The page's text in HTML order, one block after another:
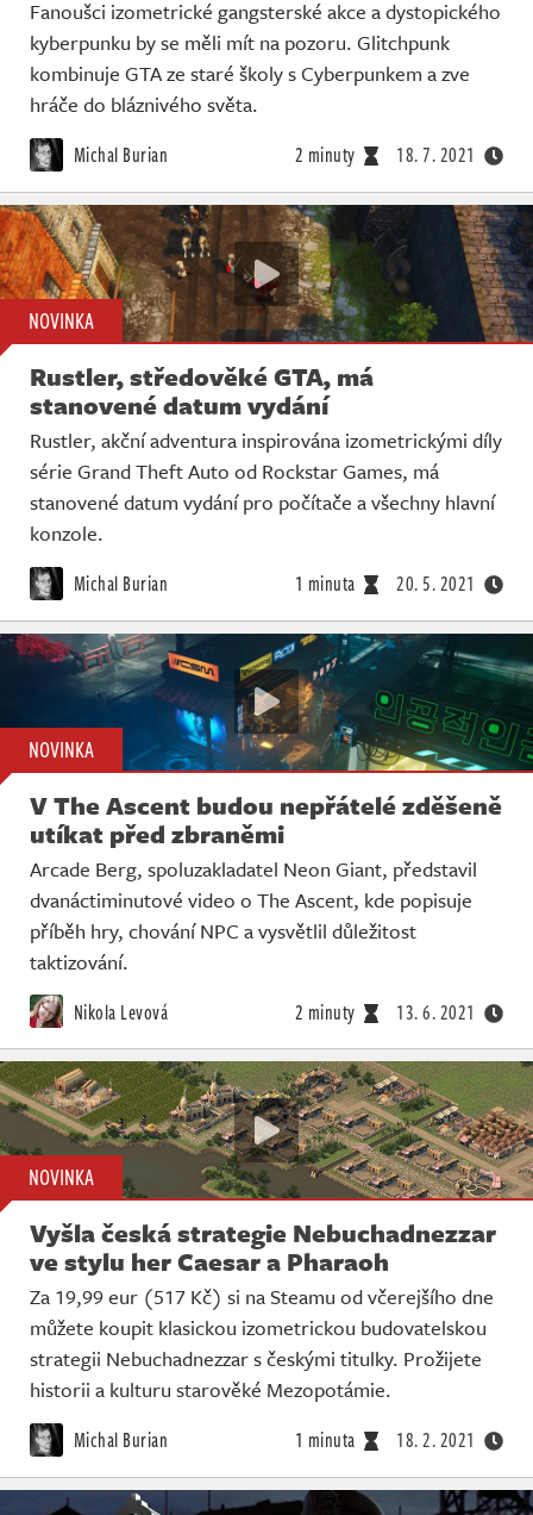
Fanoušci izometrické gangsterské akce a dystopického
kyberpunku by se měli mít na pozoru. Glitchpunk
kombinuje GTA ze staré školy s Cyberpunkem a zve
hráče do bláznivého světa.
Michal Burian 2 minuty 18. 7. 2021
NOVINKA
Rustler, středověké GTA, má
stanovené datum vydání
Rustler, akční adventura inspirována izometrickými díly
série Grand Theft Auto od Rockstar Games, má
stanovené datum vydání pro počítače a všechny hlavní
konzole.
Michal Burian 1 minuta 20. 5. 2021
NOVINKA
V The Ascent budou nepřátelé zděšeně
utíkat před zbraněmi
Arcade Berg, spoluzakladatel Neon Giant, představil
dvanáctiminutové video o The Ascent, kde popisuje
příběh hry, chování NPC a vysvětlil důležitost
taktizování.
Nikola Levová 2 minuty 13. 6. 2021
NOVINKA
Vyšla česká strategie Nebuchadnezzar
ve stylu her Caesar a Pharaoh
Za 19,99 eur (517 Kč) si na Steamu od včerejšího dne
můžete koupit klasickou izometrickou budovatelskou
strategii Nebuchadnezzar s českými titulky. Prožijete
historii a kulturu starověké Mezopotámie.
Michal Burian 1 minuta 18. 2. 2021